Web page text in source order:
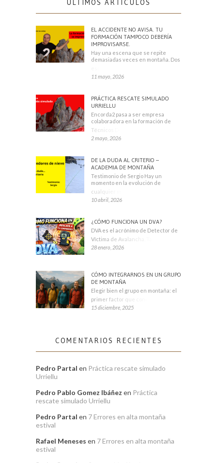
ÚLTIMOS ARTÍCULOS
EL ACCIDENTE NO AVISA. TU
FORMACIÓN TAMPOCO DEBERÍA
IMPROVISARSE.
Hay una escena que se repite
demasiadas veces en montaña. Dos
11 mayo, 2026
PRÁCTICA RESCATE SIMULADO
URRIELLU
Encorda2 pasa a ser empresa
colaboradora en la formación de
Técnicos Deportivos
2 mayo, 2026
DE LA DUDA AL CRITERIO –
ACADEMIA DE MONTAÑA
Testimonio de Sergio Hay un
momento en la evolución de
cualquier montañero
10 abril, 2026
¿CÓMO FUNCIONA UN DVA?
DVA es el acrónimo de Detector de
Víctima de Avalancha. También se
28 enero, 2026
CÓMO INTEGRARNOS EN UN GRUPO
DE MONTAÑA
Elegir bien el grupo en montaña: el
primer factor que condiciona tu
15 diciembre, 2025
COMENTARIOS RECIENTES
Pedro Partal en Práctica rescate simulado
Urriellu
Pedro Pablo Gomez Ibáñez en Práctica
rescate simulado Urriellu
Pedro Partal en 7 Errores en alta montaña
estival
Rafael Meneses en 7 Errores en alta montaña
estival